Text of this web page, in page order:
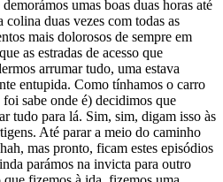
umas boas duas horas até
colina duas vezes com todas as
mais dolorosos de sempre em
as estradas de acesso que
arrumar tudo, uma estava
entupida. Como tínhamos o carro
sabe onde é) decidimos que
tudo para lá. Sim, sim, digam isso às
Até parar a meio do caminho
mas pronto, ficam estes episódios
parámos na invicta para outro